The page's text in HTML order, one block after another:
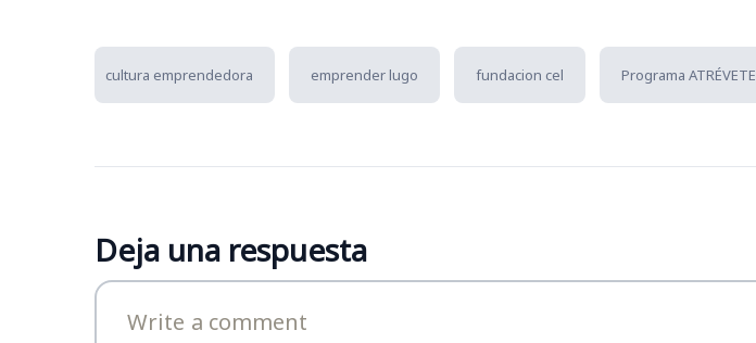
cultura emprendedora emprender lugo fundacion cel Programa ATRÉVETE
Deja una respuesta